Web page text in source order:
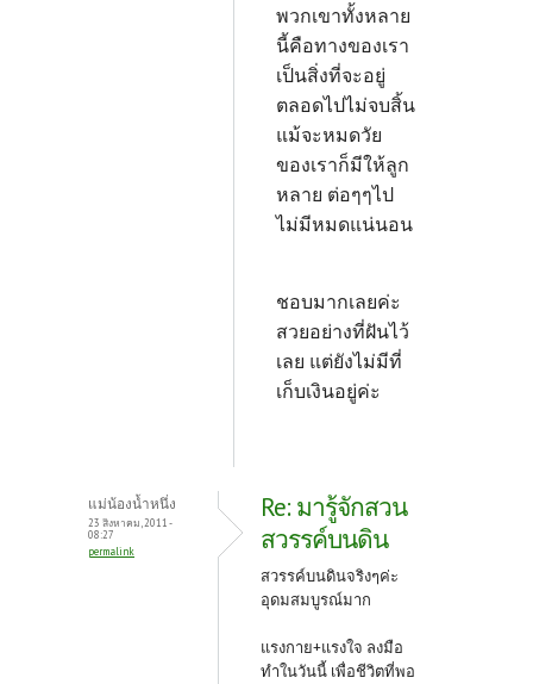
พวกเขาทั้งหลาย
นี้คือทางของเรา
เป็นสิ่งที่จะอยู่
ตลอดไปไม่จบสิ้น
แม้จะหมดวัย
ของเราก็มีให้ลูก
หลาย ต่อๆๆไป
ไม่มีหมดแน่นอน
ชอบมากเลยค่ะ
สวยอย่างที่ฝันไว้
เลย แต่ยังไม่มีที่
เก็บเงินอยู่ค่ะ
แม่น้องน้ำหนึ่ง
23 สิงหาคม, 2011 -
08:27
permalink
Re: มารู้จักสวน
สวรรค์บนดิน
สวรรค์บนดินจริงๆค่ะ
อุดมสมบูรณ์มาก
แรงกาย+แรงใจ ลงมือ
ทำในวันนี้ เพื่อชีวิตที่พอ